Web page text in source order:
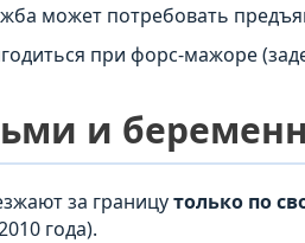
может потребовать
при форс-мажоре
и
за границутолько по
года).